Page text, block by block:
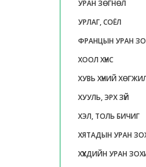
УРАН ЗӨГНӨЛ
УРЛАГ, СОЁЛ
ФРАНЦЫН УРАН
ХООЛ ХҮНС
ХУВЬ ХҮНИЙ
ХУУЛЬ, ЭРХ ЗҮЙ
ХЭЛ, ТОЛЬ БИЧИГ
ХЯТАДЫН УРАН
ХҮҮХДИЙН УРАН